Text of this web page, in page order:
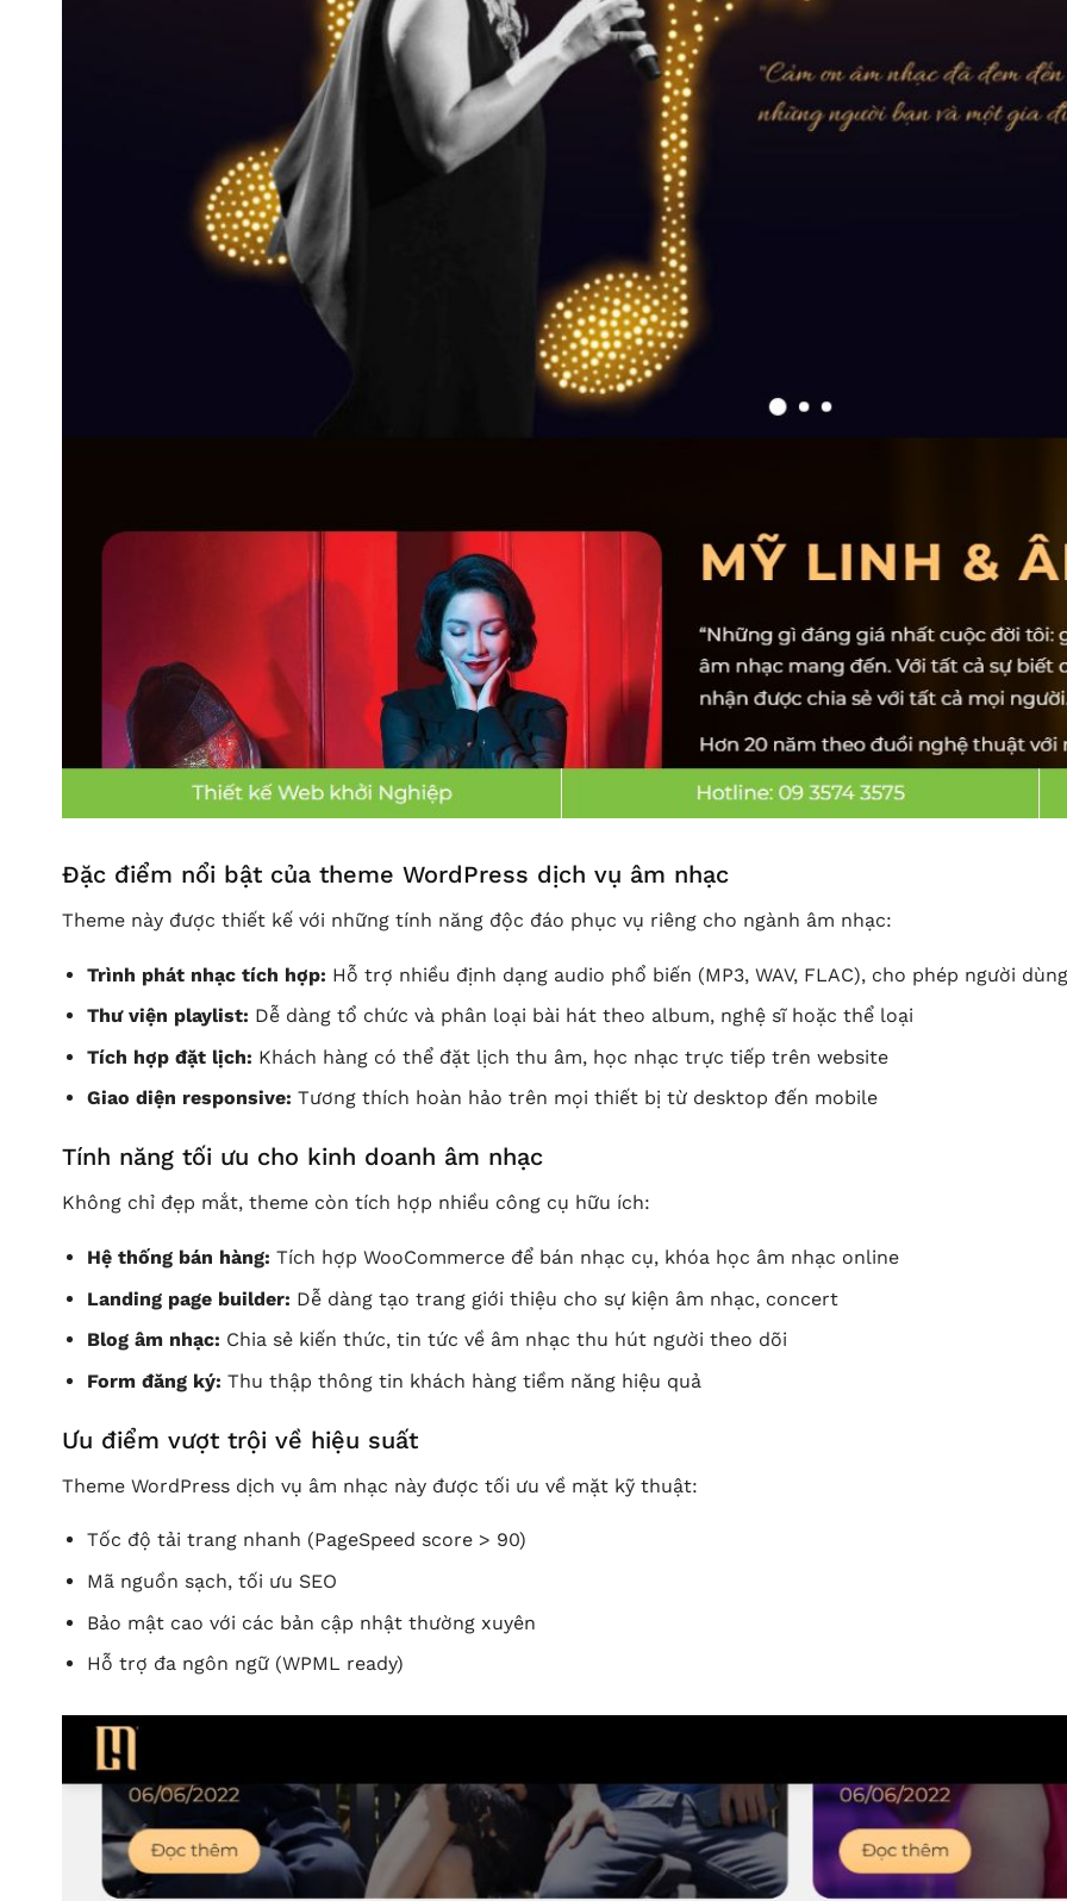
Đặc điểm nổi bật của theme WordPress dịch vụ âm nhạc
Theme này được thiết kế với những tính năng độc đáo phục vụ riêng cho ngành âm nhạc:
Trình phát nhạc tích hợp: Hỗ trợ nhiều định dạng audio phổ biến (MP3, WAV, FLAC), cho phép người
Thư viện playlist: Dễ dàng tổ chức và phân loại bài hát theo album, nghệ sĩ hoặc thể loại
Tích hợp đặt lịch: Khách hàng có thể đặt lịch thu âm, học nhạc trực tiếp trên website
Giao diện responsive: Tương thích hoàn hảo trên mọi thiết bị từ desktop đến mobile
Tính năng tối ưu cho kinh doanh âm nhạc
Không chỉ đẹp mắt, theme còn tích hợp nhiều công cụ hữu ích:
Hệ thống bán hàng: Tích hợp WooCommerce để bán nhạc cụ, khóa học âm nhạc online
Landing page builder: Dễ dàng tạo trang giới thiệu cho sự kiện âm nhạc, concert
Blog âm nhạc: Chia sẻ kiến thức, tin tức về âm nhạc thu hút người theo dõi
Form đăng ký: Thu thập thông tin khách hàng tiềm năng hiệu quả
Ưu điểm vượt trội về hiệu suất
Theme WordPress dịch vụ âm nhạc này được tối ưu về mặt kỹ thuật:
Tốc độ tải trang nhanh (PageSpeed score > 90)
Mã nguồn sạch, tối ưu SEO
Bảo mật cao với các bản cập nhật thường xuyên
Hỗ trợ đa ngôn ngữ (WPML ready)